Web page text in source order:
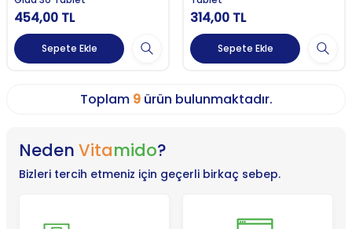
454,00 TL
Sepete Ekle
314,00 TL
Sepete Ekle
Toplam 9ürün bulunmaktadır.
Neden Vitamido?
Bizleri tercih etmeniz için geçerli birkaç sebep.